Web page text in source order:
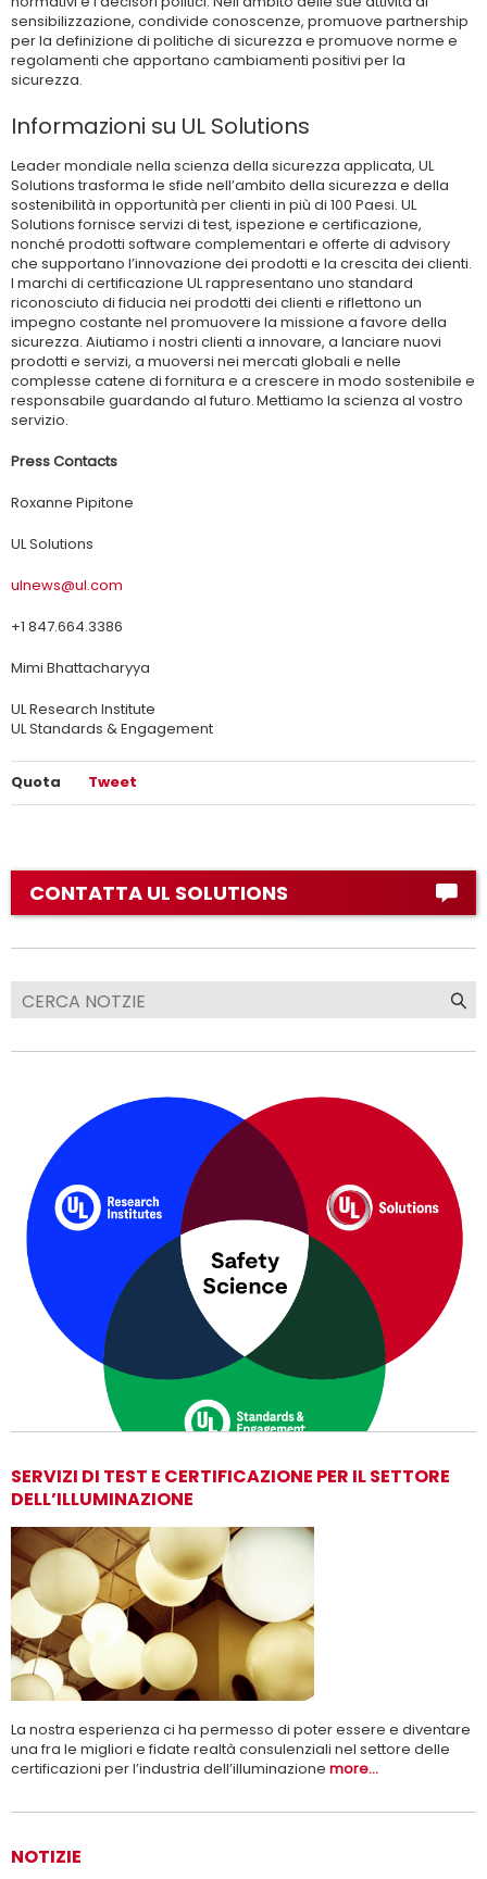
sensibilizzazione, condivide conoscenze, promuove partnership
per la definizione di politiche di sicurezza e promuove norme e
regolamenti che apportano cambiamenti positivi per la
sicurezza.
Informazioni su UL Solutions
Leader mondiale nella scienza della sicurezza applicata, UL
Solutions trasforma le sfide nell’ambito della sicurezza e della
sostenibilità in opportunità per clienti in più di 100 Paesi. UL
Solutions fornisce servizi di test, ispezione e certificazione,
nonché prodotti software complementari e offerte di advisory
che supportano l’innovazione dei prodotti e la crescita dei clienti.
I marchi di certificazione UL rappresentano uno standard
riconosciuto di fiducia nei prodotti dei clienti e riflettono un
impegno costante nel promuovere la missione a favore della
sicurezza. Aiutiamo i nostri clienti a innovare, a lanciare nuovi
prodotti e servizi, a muoversi nei mercati globali e nelle
complesse catene di fornitura e a crescere in modo sostenibile e
responsabile guardando al futuro. Mettiamo la scienza al vostro
servizio.
Press Contacts
Roxanne Pipitone
UL Solutions
ulnews@ul.com
+1 847.664.3386
Mimi Bhattacharyya
UL Research Institute
UL Standards & Engagement
Quota Tweet
CONTATTA UL SOLUTIONS
Adesso siamo UL Solutions
Promuovere le scienze della sicurezza e permettere ai nostri
clienti di innovare con sicurezza.
Per saperne di più
SERVIZI DI TEST E CERTIFICAZIONE PER IL SETTORE
DELL’ILLUMINAZIONE
La nostra esperienza ci ha permesso di poter essere e diventare
una fra le migliori e fidate realtà consulenziali nel settore delle
certificazioni per l’industria dell’illuminazione more...
NOTIZIE